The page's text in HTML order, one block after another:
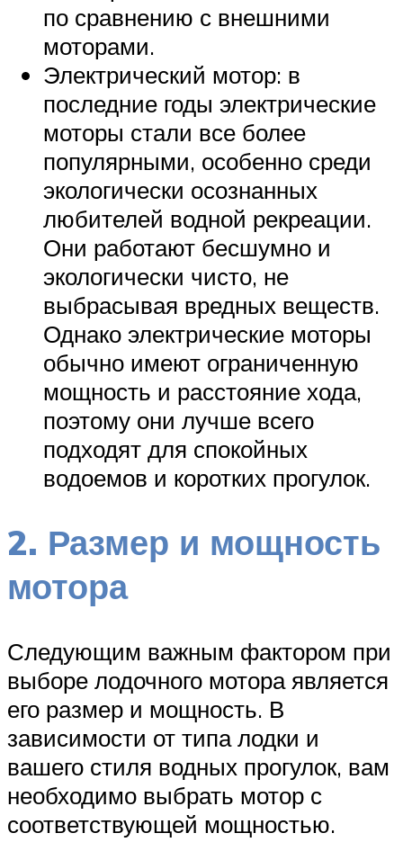
по сравнению с внешними
моторами.
Электрический мотор: в
последние годы электрические
моторы стали все более
популярными, особенно среди
экологически осознанных
любителей водной рекреации.
Они работают бесшумно и
экологически чисто, не
выбрасывая вредных веществ.
Однако электрические моторы
обычно имеют ограниченную
мощность и расстояние хода,
поэтому они лучше всего
подходят для спокойных
водоемов и коротких прогулок.
2. Размер и мощность
мотора
Следующим важным фактором при
выборе лодочного мотора является
его размер и мощность. В
зависимости от типа лодки и
вашего стиля водных прогулок, вам
необходимо выбрать мотор с
соответствующей мощностью.